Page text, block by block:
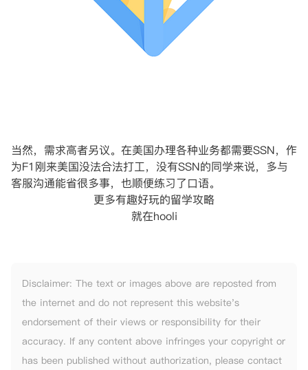
当然，需求高者另议。在美国办理各种业务都需要SSN，作
为F1刚来美国没法合法打工，没有SSN的同学来说，多与
客服沟通能省很多事，也顺便练习了口语。
更多有趣好玩的留学攻略
就在hooli
Disclaimer: The text or images above are reposted from
the internet and do not represent this website's
endorsement of their views or responsibility for their
accuracy. If any content above infringes your copyright or
has been published without authorization, please contact